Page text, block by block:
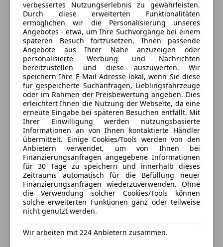
-Überdurchschnittlich gepflegter optischer und
technischer Zustand!
Wir dürfen uns vorstellen :
Willkommen bei
Leitenberger.at– Ihrem
zuverlässigen Partner für hochwertige Fahrzeuge
und exzellenten Kundenservice.
Mit über60 Jahren Erfahrung als Familienbetrieb
verfolgen wir das Motto:
„Qualität ist das einzige Rezept!“
Wichtig:Beim Wiederverkauf achten wir auf höchste
Qualität – und das beginnt bereits beimEinkauf.
Jedes unserer Fahrzeuge wird einer umfassenden
Prüfung bei ÖAMTC unterzogen und erst nach einer
vollständigentechnischen und visuellen
übergeben.
Geschlossen
Öffnet um 9:30 Sa.
Dr. Renner Strasse 56,
4470 Enns, AT
Kontakt
Harald Leitenberger
Alle Fahrzeuge des Anbieters
Anbieter kontaktieren
Deine Nachricht
verbessertes Nutzungserlebnis zu gewährleisten.
Durch diese erweiterten Funktionalitäten
ermöglichen wir die Personalisierung unseres
Angebotes - etwa, um Ihre Suchvorgänge bei einem
späteren Besuch fortzusetzen, Ihnen passende
Angebote aus Ihrer Nähe anzuzeigen oder
personalisierte Werbung und Nachrichten
bereitzustellen und diese auszuwerten. Wir
speichern Ihre E-Mail-Adresse lokal, wenn Sie diese
für gespeicherte Suchanfragen, Lieblingsfahrzeuge
oder im Rahmen der Preisbewertung angeben. Dies
erleichtert Ihnen die Nutzung der Webseite, da eine
erneute Eingabe bei späteren Besuchen entfällt. Mit
Ihrer Einwilligung werden nutzungsbasierte
Informationen an von Ihnen kontaktierte Händler
übermittelt. Einige Cookies/Tools werden von den
Anbietern verwendet, um von Ihnen bei
Finanzierungsanfragen angegebene Informationen
für 30 Tage zu speichern und innerhalb dieses
Zeitraums automatisch für die Befüllung neuer
Finanzierungsanfragen wiederzuverwenden. Ohne
die Verwendung solcher Cookies/Tools können
solche erweiterten Funktionen ganz oder teilweise
nicht genutzt werden.
Wir arbeiten mit 224 Anbietern zusammen.